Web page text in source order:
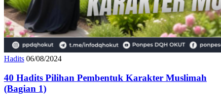
Hadits 06/08/2024
40 Hadits Pilihan Pembentuk Karakter Muslimah
40 Hadits Pilihan Pembentuk Karakter Muslimah – HADIST KE-1